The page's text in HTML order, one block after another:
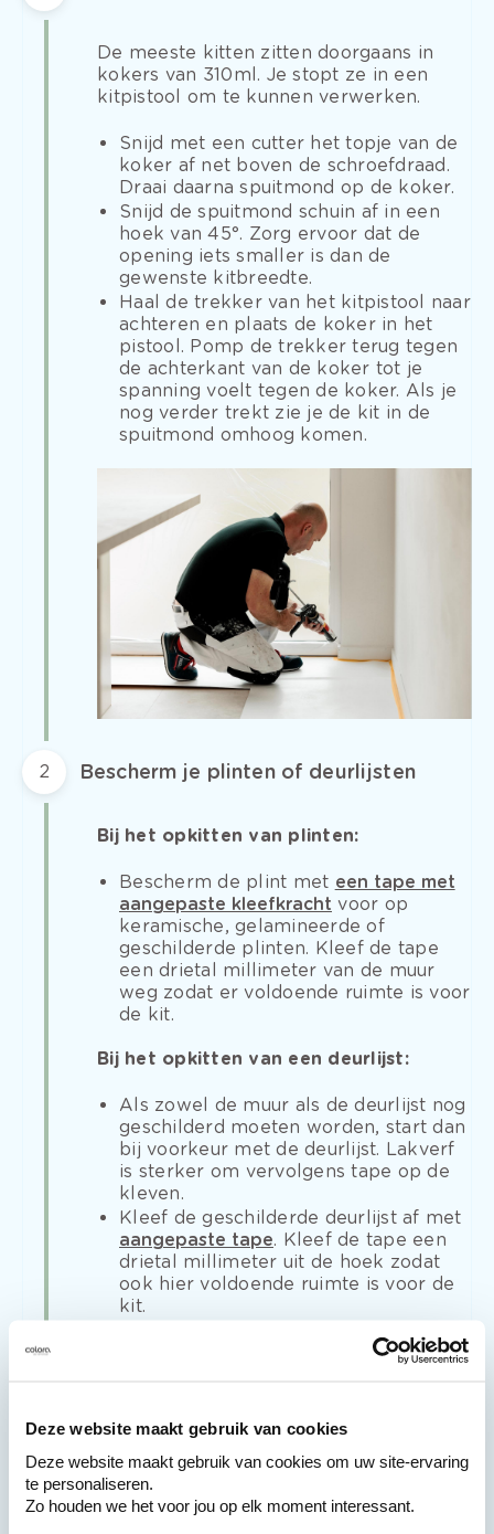
Deze website maakt gebruik van cookies
Deze website maakt gebruik van cookies om uw site-ervaring
te personaliseren.
Zo houden we het voor jou op elk moment interessant.
De meeste kitten zitten doorgaans in
kokers van 310ml. Je stopt ze in een
kitpistool om te kunnen verwerken.
Snijd met een cutter het topje van de
koker af net boven de schroefdraad.
Draai daarna spuitmond op de koker.
Snijd de spuitmond schuin af in een
hoek van 45°. Zorg ervoor dat de
opening iets smaller is dan de
gewenste kitbreedte.
Haal de trekker van het kitpistool naar
achteren en plaats de koker in het
pistool. Pomp de trekker terug tegen
de achterkant van de koker tot je
spanning voelt tegen de koker. Als je
nog verder trekt zie je de kit in de
spuitmond omhoog komen.
2 Bescherm je plinten of deurlijsten
Bij het opkitten van plinten:
Bescherm de plint met een tape met
aangepaste kleefkracht voor op
keramische, gelamineerde of
geschilderde plinten. Kleef de tape
een drietal millimeter van de muur
weg zodat er voldoende ruimte is voor
de kit.
Bij het opkitten van een deurlijst:
Als zowel de muur als de deurlijst nog
geschilderd moeten worden, start dan
bij voorkeur met de deurlijst. Lakverf
is sterker om vervolgens tape op de
kleven.
Kleef de geschilderde deurlijst af met
aangepaste tape. Kleef de tape een
drietal millimeter uit de hoek zodat
ook hier voldoende ruimte is voor de
kit.